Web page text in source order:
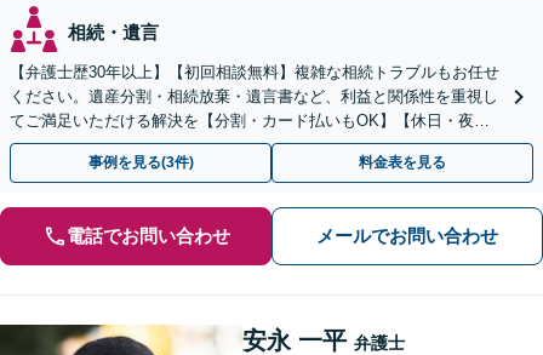
相続・遺言
【弁護士歴30年以上】【初回相談無料】複雑な相続トラブルもお任せ
ください。遺産分割・相続放棄・遺言書など、利益と関係性を重視し
てご満足いただける解決を【分割・カード払いもOK】【休日・夜間
面談可】【電話・メール・ビデオ面談可】【関内駅4分】
事例を見る(3件) 料金表を見る
電話でお問い合わせ メールでお問い合わせ
安永 一平 弁護士